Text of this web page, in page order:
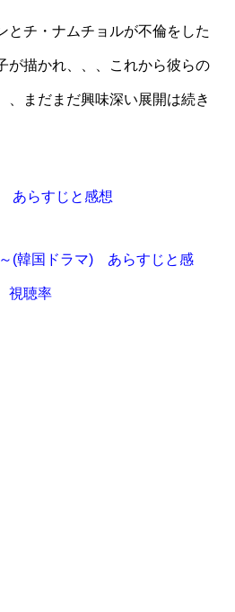
とチ・ナムチョルが不倫をした
が描かれ、、、これから彼らの
、まだまだ興味深い展開は続き
らすじと感想
(韓国ドラマ) あらすじと感
視聴率